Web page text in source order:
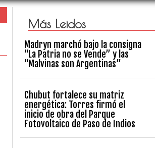
Más Leidos
Madryn marchó bajo la consigna
“La Patria no se Vende” y las
“Malvinas son Argentinas”
Chubut fortalece su matriz
energética: Torres firmó el
inicio de obra del Parque
Fotovoltaico de Paso de Indios